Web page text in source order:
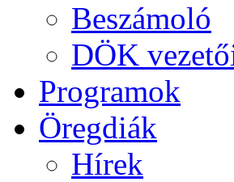
Beszámoló
DÖK
Programok
Öregdiák
Hírek